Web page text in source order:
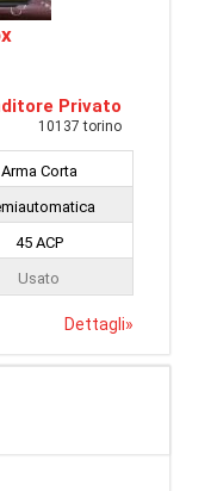
Privato
10137 torino
Arma Corta
45 ACP
Usato
Dettagli»